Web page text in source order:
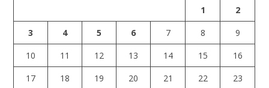
1
2
3
4 5 6 7 8
9
10
11 12 13 14 15
16
17
18 19 20 21 22
23